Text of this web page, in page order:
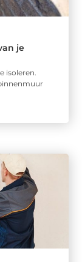
je
isoleren.